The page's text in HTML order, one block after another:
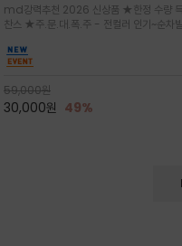
내 ★골프 미키티 포함 구매및 20
넘는 구매고객님께는 타이틀리스트 베라
노바 골프공 2피스 3구 증정(소진시
감)★
md강력추천 2026 신상품 ★한정 수량
찬스 ★주.문.대.폭.주 - 전컬러 인기~순차
이프가 산뜻한 컬러감을 연출/안정감 있는 라
드 넥라인과 여유있는 스탠다드 핏으로 여름
이쁘게 입으세요 ^^
59,000원
30,000원 49%